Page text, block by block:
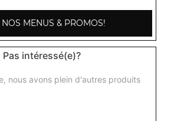
MENUS & PROMOS!
Pas intéressé(e)?
nous avons plein d'autres produits